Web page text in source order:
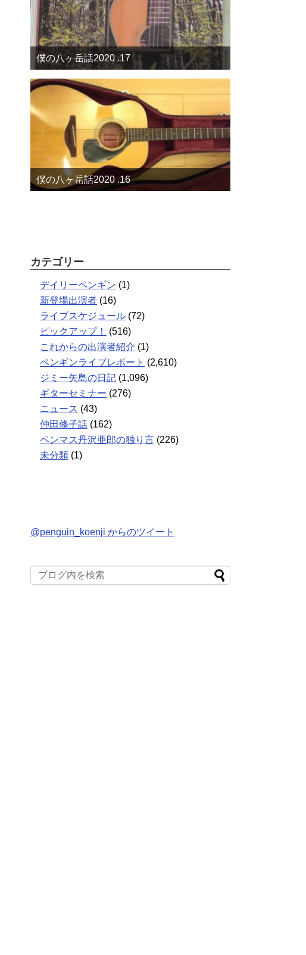
僕の八ヶ岳話2020 .17
僕の八ヶ岳話2020 .16
カテゴリー
デイリーペンギン (1)
新登場出演者 (16)
ライブスケジュール (72)
ピックアップ！
(516)
これからの出演者紹介 (1)
ペンギンライブレポート (2,610)
ジミー矢島の日記 (1,096)
ギターセミナー (276)
ニュース (43)
仲田修子話 (162)
ペンマス丹沢亜郎の独り言 (226)
未分類 (1)
@penguin_koenji からのツイート